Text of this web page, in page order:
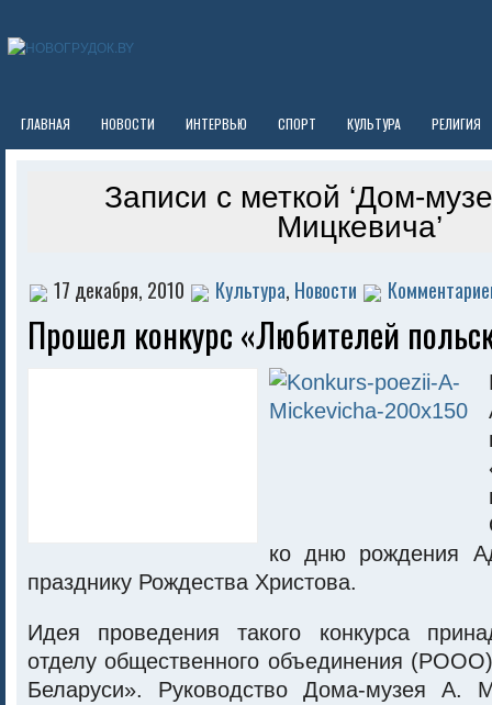
ГЛАВНАЯ НОВОСТИ ИНТЕРВЬЮ СПОРТ КУЛЬТУРА РЕЛИГИЯ
Записи с меткой ‘Дом-
Мицкевича’
17 декабря, 2010 Культура, Новости
Прошел конкурс «Любителей
ко дню рождения
празднику Рождества Христова.
Идея проведения такого конкурса
отделу общественного объединения
Беларуси». Руководство Дома-музея А.